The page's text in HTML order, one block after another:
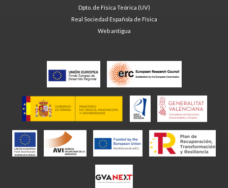
Dpto. de Física Teórica (UV)
Real Sociedad Española de Física
Web antigua